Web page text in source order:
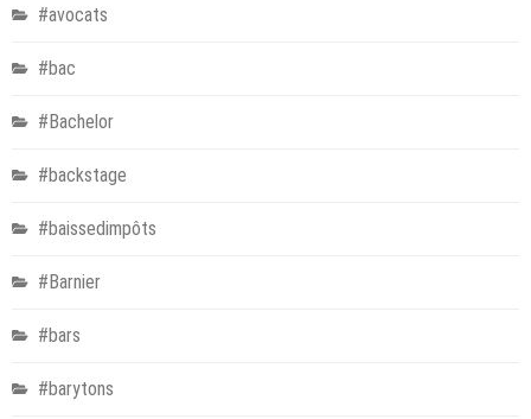
#avocats
#bac
#Bachelor
#backstage
#baissedimpôts
#Barnier
#bars
#barytons